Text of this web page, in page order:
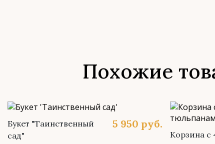
Похожие
Букет "Таинственный
сад"
5 950 руб.
Корзина с